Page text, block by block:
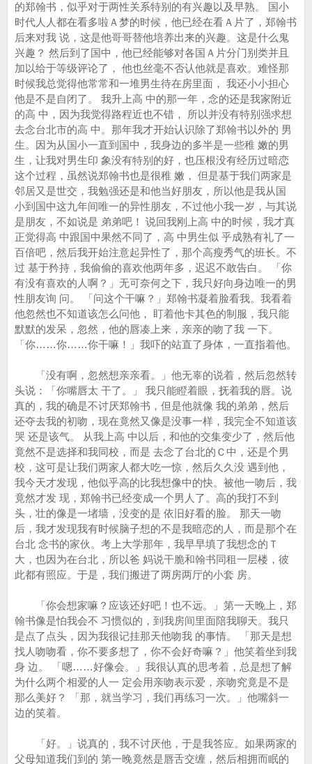
的郑翰书，似乎对于两性关系特别的有兴趣以及早熟。 国小
时代人人都在看多啦Ａ梦的时候，他已经在看Ａ片了，郑翰书
后来对我 说，这是他哥哥替他培养出来的兴趣。这是什么鬼
兴趣？ 然后到了国中，他已经能够对各国Ａ片分门别类并且
加以给于等级评论了， 他也丝毫不否认他就是喜欢。难怪那
时候我总觉得他常常和一堆男生待在房里面， 我还小小担心
他是不是自闭了。 我升上高 中的那一年，念的还是我家附近
的高 中，因为我觉得路程近也不错， 所以并没有特别强求想
去念台北市的高 中。那年我才开始认识除了郑翰书以外的 男
生。因为从国小一直到国中，我身边的多半是一些稚 嫩的男
生，让我对男生印 象没有特别的好，也压根没有经历过暗恋
这个过程，虽然说郑翰书也是很稚 嫩， 但是基于我们两家是
邻居又是世交，我勉强还是和他当好朋友，所以他是我从国
小到国中这九年间唯一的异性朋友，不过他小我一岁，与其说
是朋友，不如说是 弟弟吧！ 说回我刚上高 中的时候，我才真
正觉得高 中跟国中果然不同了，高 中男生似 乎成熟有礼了一
百倍吧，然后我开始注意起异性了，那个高瘦秀气的班长。不
过 基于矜持，我偷偷的喜欢他两年多，迟迟不敢告白。 「你
有没有喜欢的人啊？」无可奈何之下，我只好向身边唯一的男
性朋友询 问。 「问这个干嘛？」郑翰书凝着脸看我。我看着
他忽然也不知道该怎么问他， 盯着他卡其色的制服，我只能
默默的发呆，忽然，他的唇凑上来，亲亲的吻了我 一下。
「你……你……你干嘛！」我吓的站直了身体，一直指着他。
「没有啊，忽然想亲亲看。」他无辜的说着，然后忽然转
头说：「你嘴唇太 干了。」 我只能瞪着眼，抚着我的唇。说
真的，我的确是不讨厌郑翰书，但是他就像 我的弟弟，然后
还夺去我的初吻，现在竟然又像是没事一样，我完全不知道该
哭 还是该气。 从我上高 中以后，和他的交集变少了，然后他
竟然不是选择和我同校，而是 去念了台北的Ｃ中，还是个男
校，这可是让我们两家人都大吃一惊，然后久久没 遇到他，
我今天才发现，他似乎高的比我想像中的快。被他一吻后，我
竟然才发 现，郑翰书已经变成一个男人了。高的我打不到
头，壮的像是一堵墙，没变的是 依旧好看的脸。 那天一吻
后，我才发现我有时候脑子想的不是我暗恋的人，而是那个在
台北 念书的家伙。考上大学那年，我早早填了我想念的Ｔ
大，也因为在台北，所以爸 妈说干脆和翰书同租一层楼，彼
此都有照应。于是，我们搬进了两房两厅的小套 房。
「你会想家嘛？应该还好吧！也不远。」第一天晚上，郑
翰书像是怕我会不 习惯似的，到我房间里面陪我聊天。我只
是点了点头，因为我很记挂那天他吻我 的事情。 「那天是想
找人吻吻看，你不要多想了，你不会好奇嘛？」他笑着坐到我
身 边。 「嗯……好像会。」我很认真的思考着，总是想了解
为什么两个相爱的人一 定会用亲吻表示爱，亲吻究竟是不是
那么美好？ 「那，就当学习，我们再练习一次。」他嘴斜一
边的笑着。
「好。」说真的，我不讨厌他，于是我答应。如果两家的
父母知道我们到的 第一晚竟然是唇舌交缠，然后相拥而眠的